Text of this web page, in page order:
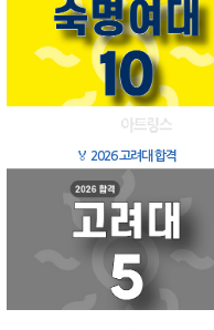
🏅 2026 고려대 합격